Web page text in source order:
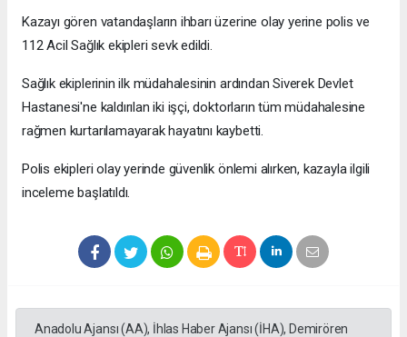
Kazayı gören vatandaşların ihbarı üzerine olay yerine polis ve
112 Acil Sağlık ekipleri sevk edildi.
Sağlık ekiplerinin ilk müdahalesinin ardından Siverek Devlet
Hastanesi'ne kaldırılan iki işçi, doktorların tüm müdahalesine
rağmen kurtarılamayarak hayatını kaybetti.
Polis ekipleri olay yerinde güvenlik önlemi alırken, kazayla ilgili
inceleme başlatıldı.
Anadolu Ajansı (AA), İhlas Haber Ajansı (İHA), Demirören